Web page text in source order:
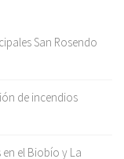
San Rosendo
de incendios
el Biobío y La